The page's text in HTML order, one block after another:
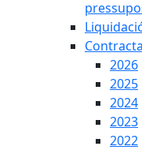
2026
2025
2024
2023
2022